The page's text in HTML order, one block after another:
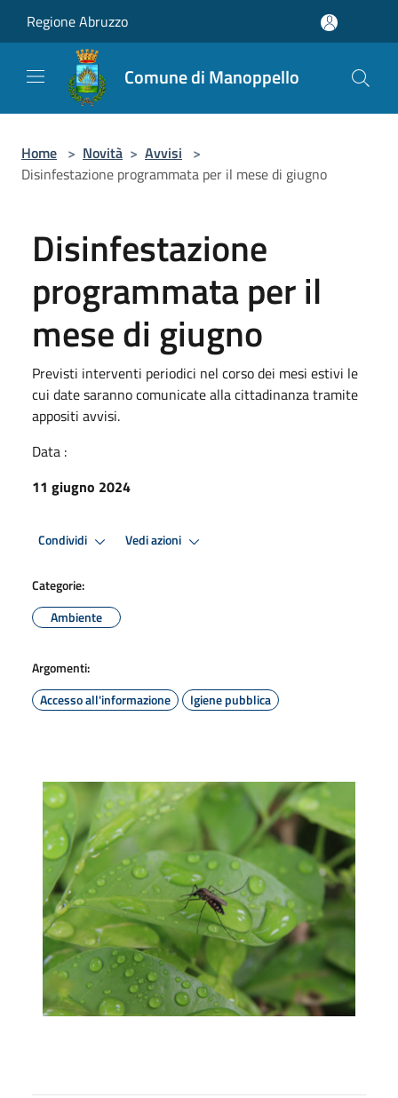
Regione Abruzzo
Comune di Manoppello
Home > Novità > Avvisi >
Disinfestazione programmata per il mese di giugno
Disinfestazione
programmata per il
mese di giugno
Previsti interventi periodici nel corso dei mesi estivi le
cui date saranno comunicate alla cittadinanza tramite
appositi avvisi.
Data :
11 giugno 2024
Condividi Vedi azioni
Categorie:
Ambiente
Argomenti:
Accesso all'informazione
Igiene pubblica